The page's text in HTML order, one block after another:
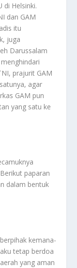
di Helsinki.
dan GAM
itu
juga
Darussalam
prajurit GAM
agar
GAM pun
yang satu ke
paparan
dalam bentuk
kemana-
tetap berdoa
yang aman